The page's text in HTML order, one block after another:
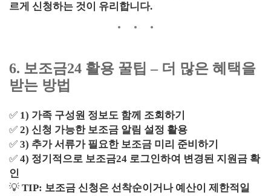
르게 신청하는 것이 유리합니다.
6. 보조금24 활용 꿀팁 – 더 많은 혜택을
받는 방법
✅ 1) 가족 구성원 정보도 함께 조회하기
✅ 2) 신청 가능한 보조금 알림 설정 활용
✅ 3) 추가 서류가 필요한 보조금 미리 준비하기
✅ 4) 정기적으로 보조금24 로그인하여 변경된 지원금 확
인
💡 TIP: 보조금 신청은 선착순이거나 예산이 제한적일